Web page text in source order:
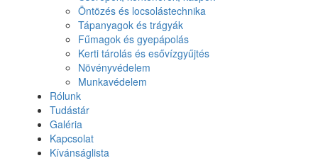
Öntözés és locsolástechnika
Tápanyagok és trágyák
Fűmagok és gyepápolás
Kerti tárolás és esővízgyűjtés
Növényvédelem
Munkavédelem
Rólunk
Tudástár
Galéria
Kapcsolat
Kívánságlista